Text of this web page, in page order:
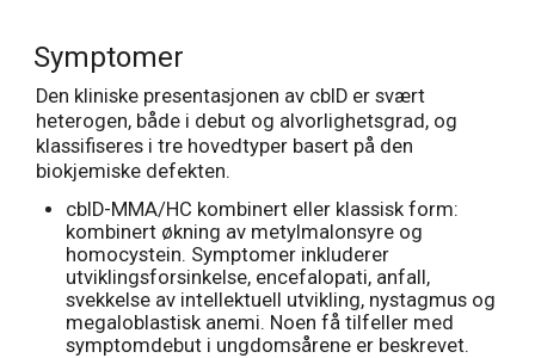
Symptomer
Den kliniske presentasjonen av cblD er svært
heterogen, både i debut og alvorlighetsgrad, og
klassifiseres i tre hovedtyper basert på den
biokjemiske defekten.
cblD-MMA/HC kombinert eller klassisk form:
kombinert økning av metylmalonsyre og
homocystein. Symptomer inkluderer
utviklingsforsinkelse, encefalopati, anfall,
svekkelse av intellektuell utvikling, nystagmus og
megaloblastisk anemi. Noen få tilfeller med
symptomdebut i ungdomsårene er beskrevet.